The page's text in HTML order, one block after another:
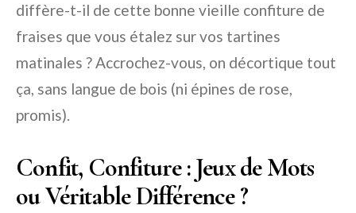
diffère-t-il de cette bonne vieille confiture de
fraises que vous étalez sur vos tartines
matinales ? Accrochez-vous, on décortique tout
ça, sans langue de bois (ni épines de rose,
promis).
Confit, Confiture : Jeux de Mots
ou Véritable Différence ?